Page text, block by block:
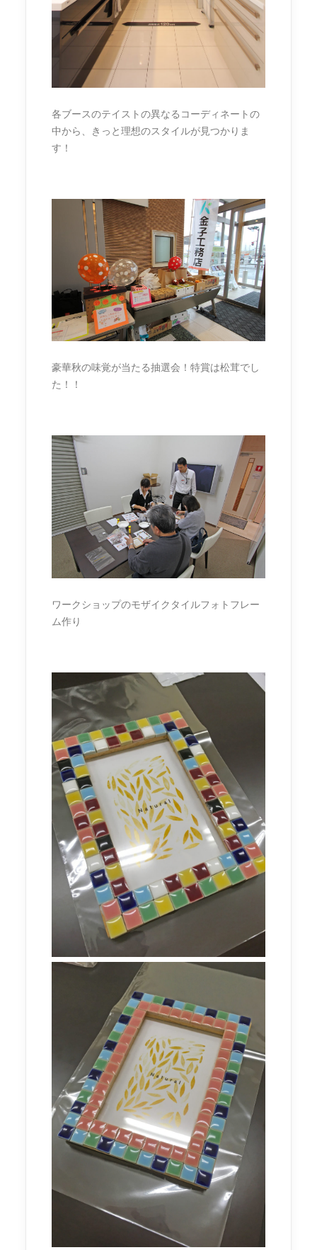
各ブースのテイストの異なるコーディネートの
中から、きっと理想のスタイルが見つかりま
す！
豪華秋の味覚が当たる抽選会！特賞は松茸でし
た！！
ワークショップのモザイクタイルフォトフレー
ム作り